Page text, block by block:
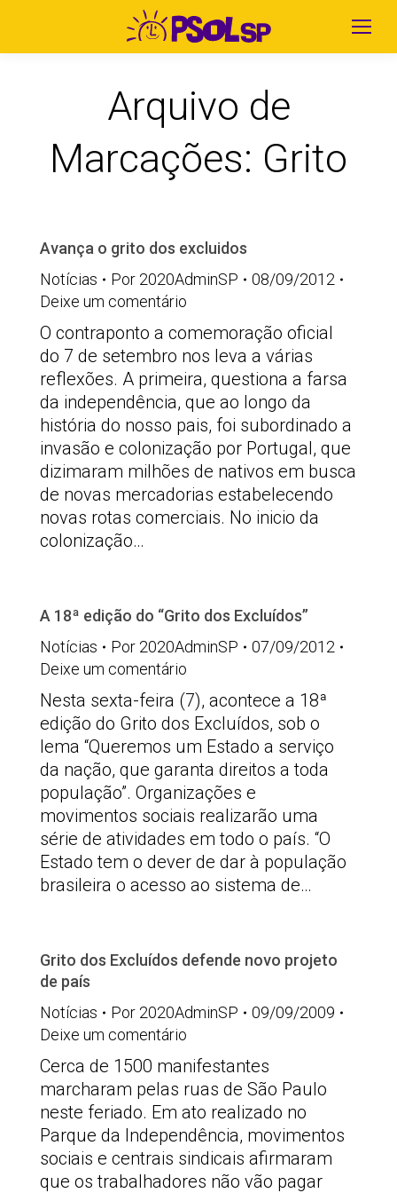
Arquivo de
Marcações: Grito
Avança o grito dos excluidos
Notícias
Por 2020AdminSP
08/09/2012
Deixe um comentário
O contraponto a comemoração oficial
do 7 de setembro nos leva a várias
reflexões. A primeira, questiona a farsa
da independência, que ao longo da
história do nosso pais, foi subordinado a
invasão e colonização por Portugal, que
dizimaram milhões de nativos em busca
de novas mercadorias estabelecendo
novas rotas comerciais. No inicio da
colonização…
A 18ª edição do “Grito dos Excluídos”
Notícias
Por 2020AdminSP
07/09/2012
Deixe um comentário
Nesta sexta-feira (7), acontece a 18ª
edição do Grito dos Excluídos, sob o
lema “Queremos um Estado a serviço
da nação, que garanta direitos a toda
população”. Organizações e
movimentos sociais realizarão uma
série de atividades em todo o país. “O
Estado tem o dever de dar à população
brasileira o acesso ao sistema de…
Grito dos Excluídos defende novo projeto
de país
Notícias
Por 2020AdminSP
09/09/2009
Deixe um comentário
Cerca de 1500 manifestantes
marcharam pelas ruas de São Paulo
neste feriado. Em ato realizado no
Parque da Independência, movimentos
sociais e centrais sindicais afirmaram
que os trabalhadores não vão pagar